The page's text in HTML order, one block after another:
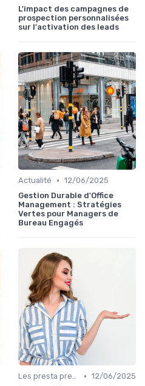
L'impact des campagnes de
prospection personnalisées
sur l'activation des leads
Actualité • 12/06/2025
Gestion Durable d'Office
Management : Stratégies
Vertes pour Managers de
Bureau Engagés
Les presta prennent la parole • 12/06/2025